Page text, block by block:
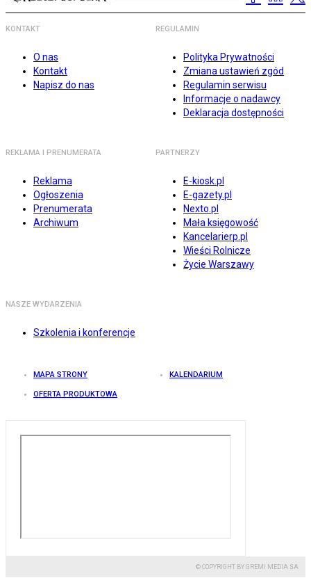
KONTAKT
O nas
Kontakt
Napisz do nas
REGULAMIN
Polityka Prywatności
Zmiana ustawień zgód
Regulamin serwisu
Informacje o nadawcy
Deklaracja dostępności
REKLAMA I PRENUMERATA
Reklama
Ogłoszenia
Prenumerata
Archiwum
PARTNERZY
E-kiosk.pl
E-gazety.pl
Nexto.pl
Mała księgowość
Kancelarierp.pl
Wieści Rolnicze
Życie Warszawy
NASZE WYDARZENIA
Szkolenia i konferencje
MAPA STRONY KALENDARIUM
OFERTA PRODUKTOWA
© COPYRIGHT BY GREMI MEDIA SA